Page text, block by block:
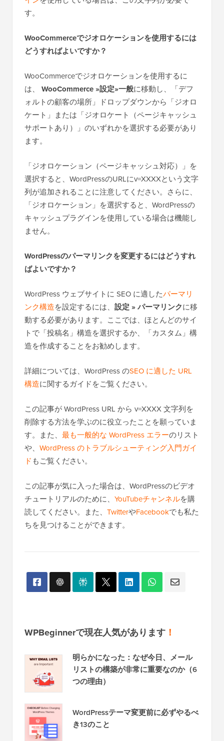
す。
WooCommerceでジオロケーションを使用するには
どうすればよいですか？
WooCommerceでジオロケーションを使用するに
は、 WooCommerce »設定»一般に移動し、「デフ
ォルトの顧客の場所」ドロップダウンから「ジオロ
ケート」または「ジオロケート（ページキャッシュ
サポートあり）」のいずれかを選択する必要があり
ます。
「ジオロケーション（ページキャッシュ対応）」を
選択すると、WordPressのURLにv=XXXXという文字
列が追加されることに注意してください。さらに、
「ジオロケーション」を選択すると、WordPressの
キャッシュプラグインを使用している場合は機能し
ません。
WordPressのパーマリンクを変更するにはどうすれ
ばよいですか？
WordPress ウェブサイトに SEO に適したパーマリ
ンク構造を設定するには、 設定 » パーマリンクに移
動する必要があります。ここでは、ほとんどのサイ
トで「投稿名」構造を選択するか、「カスタム」構
造を作成することをお勧めします。
詳細については、WordPress のSEO に適した URL
構造に関するガイドをご覧ください。
この記事が WordPress URL から v=XXXX 文字列を
削除する方法を学ぶのに役立ったことを願っていま
す。また、 最も一般的な WordPress エラーのリスト
や、 WordPress のトラブルシューティング入門ガイ
ド もご覧ください。
この記事が気に入った場合は、WordPressのビデオ
チュートリアルのために、 YouTubeチャンネルを購
読してください。また、 TwitterやFacebookでも私た
ちを見つけることができます。
WPBeginnerで現在人気があります ！
明らかになった：なぜ今日、メール
リストの構築が非常に重要なのか（6
つの理由）
WordPressテーマ変更前に必ずやるべ
き13のこと